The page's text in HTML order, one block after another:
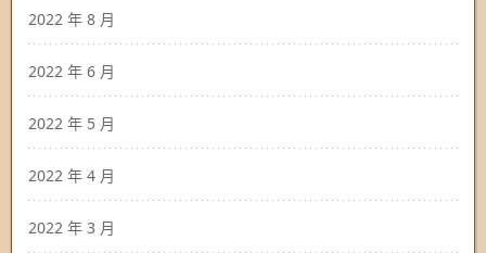
2022 年 8 月
2022 年 6 月
2022 年 5 月
2022 年 4 月
2022 年 3 月